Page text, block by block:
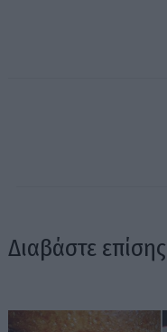
Διαβάστε επίσης